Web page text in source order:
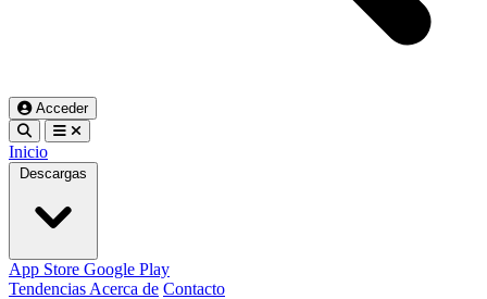
Acceder
Inicio
Descargas
App Store Google Play
Tendencias Acerca de Contacto